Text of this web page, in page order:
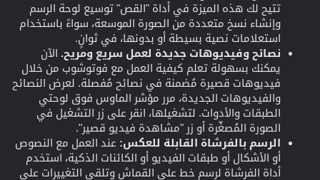
تتيح لك هذه الميزة في أداة "القص" توسيع لوحة الرسم
وإنشاء نسخ متعددة من الصورة الموسعة، سواءً باستخدام
استعلامات نصية بسيطة أو بدونها، في ثوانٍ.
نصائح وفيديوهات جديدة لعمل سريع ومريح. الآن
يمكنك بسهولة تعلم كيفية العمل مع فوتوشوب من خلال
فيديوهات قصيرة مُضمنة في نصائح مُفصلة. لعرض النصائح
والفيديوهات الجديدة، مرر مؤشر الماوس فوق لوحتي
الطبقات والأدوات. لتشغيلها، انقر على زر التشغيل في
الصورة المُصغّرة أو زر "مشاهدة فيديو قصير".
الرسم بالفرشاة القابلة للعكس: عند العمل مع النصوص
أو الأشكال أو طبقات الفيديو أو الكائنات الذكية، استخدم
أداة الفرشاة لرسم خط على القماش وتلقي التغييرات على